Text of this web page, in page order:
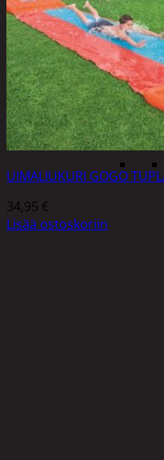
UIMALIUKURI GOGO
34,95 €
Lisää ostoskoriin